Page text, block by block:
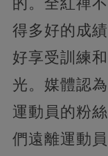
得多好的成
好享受訓練
光。媒體認
運動員的粉
們遠離運動